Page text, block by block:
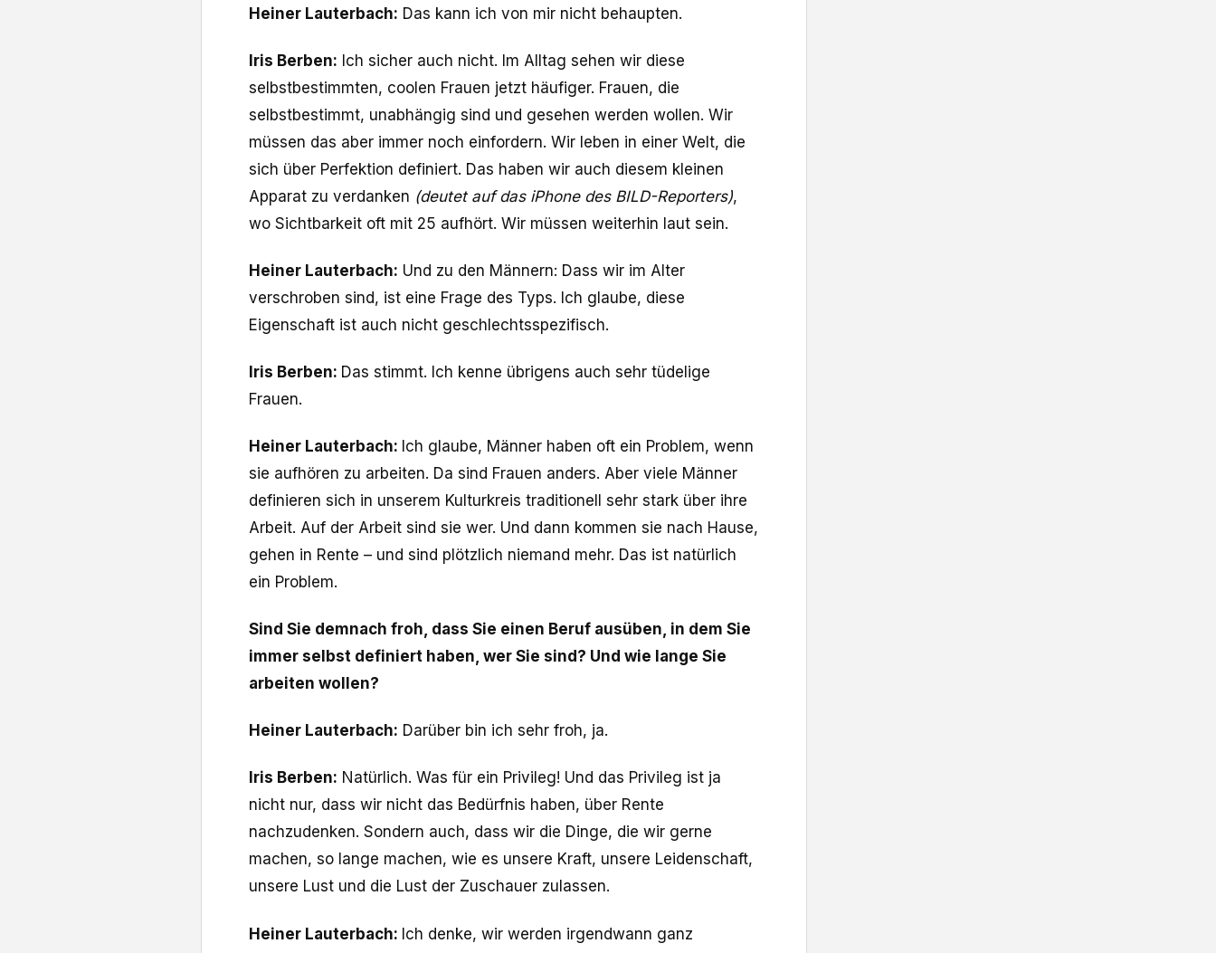
Heiner Lauterbach: Das kann ich von mir nicht behaupten.
Iris Berben: Ich sicher auch nicht. Im Alltag sehen wir diese
selbstbestimmten, coolen Frauen jetzt häufiger. Frauen, die
selbstbestimmt, unabhängig sind und gesehen werden wollen. Wir
müssen das aber immer noch einfordern. Wir leben in einer Welt, die
sich über Perfektion definiert. Das haben wir auch diesem kleinen
Apparat zu verdanken (deutet auf das iPhone des BILD-Reporters),
wo Sichtbarkeit oft mit 25 aufhört. Wir müssen weiterhin laut sein.
Heiner Lauterbach: Und zu den Männern: Dass wir im Alter
verschroben sind, ist eine Frage des Typs. Ich glaube, diese
Eigenschaft ist auch nicht geschlechtsspezifisch.
Iris Berben: Das stimmt. Ich kenne übrigens auch sehr tüdelige
Frauen.
Heiner Lauterbach: Ich glaube, Männer haben oft ein Problem, wenn
sie aufhören zu arbeiten. Da sind Frauen anders. Aber viele Männer
definieren sich in unserem Kulturkreis traditionell sehr stark über ihre
Arbeit. Auf der Arbeit sind sie wer. Und dann kommen sie nach Hause,
gehen in Rente – und sind plötzlich niemand mehr. Das ist natürlich
ein Problem.
Sind Sie demnach froh, dass Sie einen Beruf ausüben, in dem Sie
immer selbst definiert haben, wer Sie sind? Und wie lange Sie
arbeiten wollen?
Heiner Lauterbach: Darüber bin ich sehr froh, ja.
Iris Berben: Natürlich. Was für ein Privileg! Und das Privileg ist ja
nicht nur, dass wir nicht das Bedürfnis haben, über Rente
nachzudenken. Sondern auch, dass wir die Dinge, die wir gerne
machen, so lange machen, wie es unsere Kraft, unsere Leidenschaft,
unsere Lust und die Lust der Zuschauer zulassen.
Heiner Lauterbach: Ich denke, wir werden irgendwann ganz